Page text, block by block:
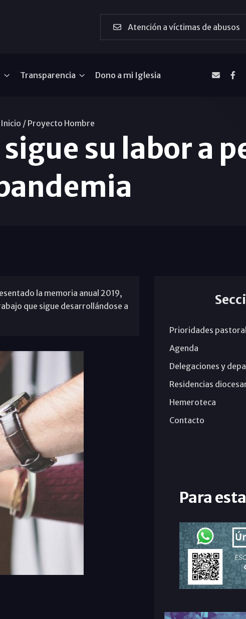
Atención a víctimas de abusos
Transparencia Dono a mi Iglesia
Inicio / Proyecto Hombre
su labor a
la memoria anual 2019,
que sigue desarrollándose a
Prioridades
Agenda
Delegaciones y
Residencias
Hemeroteca
Contacto
Para